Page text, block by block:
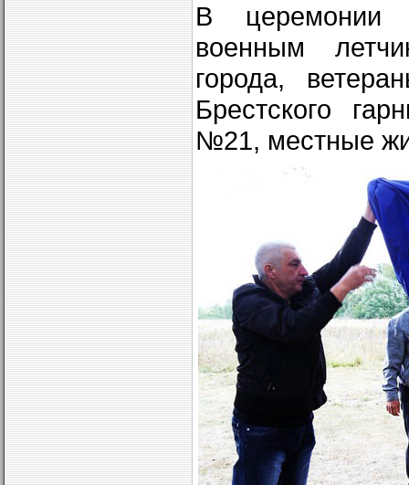
В церемонии
военным
города,
Брестского
№21, местные